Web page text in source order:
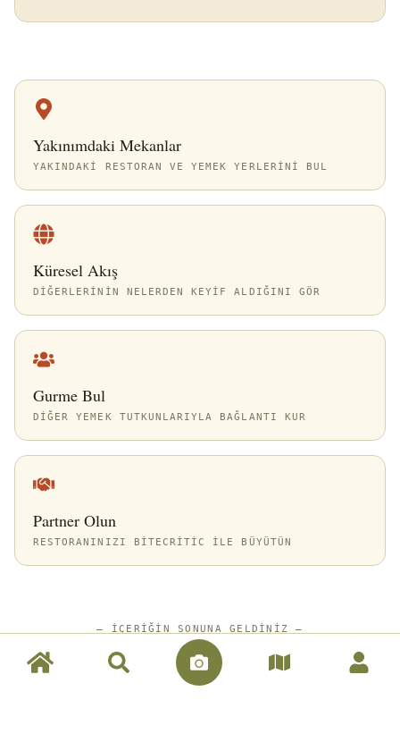
Yakınımdaki Mekanlar
YAKINDAKI RESTORAN VE YEMEK YERLERINI BUL
Küresel Akış
DIĞERLERININ NELERDEN KEYIF ALDIĞINI GÖR
Gurme Bul
DIĞER YEMEK TUTKUNLARIYLA BAĞLANTI KUR
Partner Olun
RESTORANINIZI BITECRITIC ILE BÜYÜTÜN
— İÇERIĞIN SONUNA GELDINIZ —